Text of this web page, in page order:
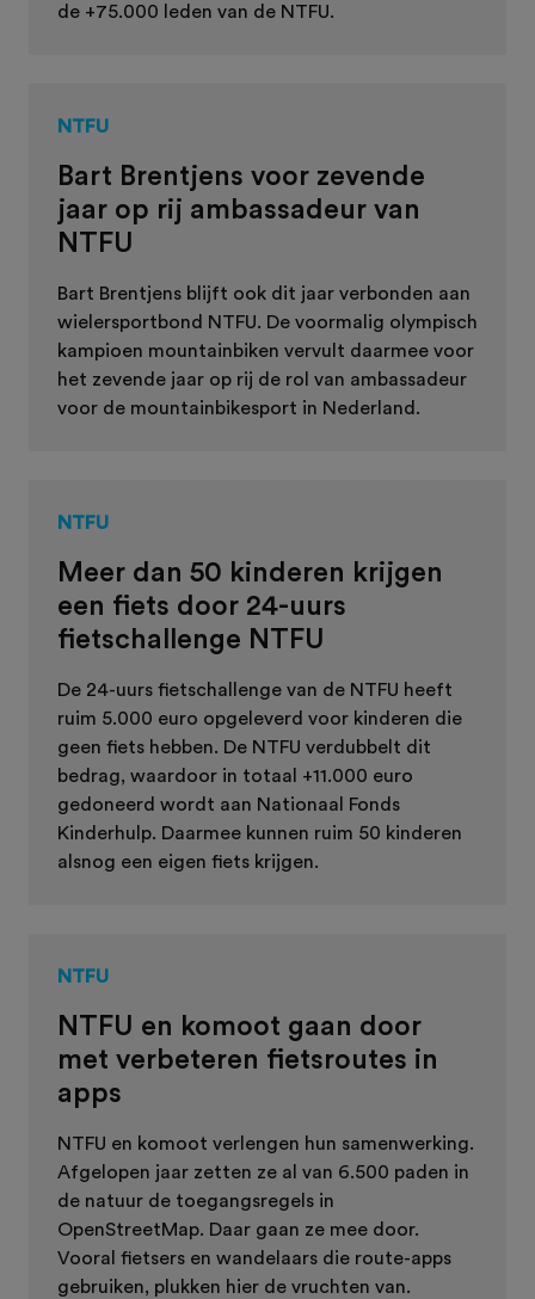
de +75.000 leden van de NTFU.
NTFU
Bart Brentjens voor zevende
jaar op rij ambassadeur van
NTFU
Bart Brentjens blijft ook dit jaar verbonden aan
wielersportbond NTFU. De voormalig olympisch
kampioen mountainbiken vervult daarmee voor
het zevende jaar op rij de rol van ambassadeur
voor de mountainbikesport in Nederland.
NTFU
Meer dan 50 kinderen krijgen
een fiets door 24-uurs
fietschallenge NTFU
De 24-uurs fietschallenge van de NTFU heeft
ruim 5.000 euro opgeleverd voor kinderen die
geen fiets hebben. De NTFU verdubbelt dit
bedrag, waardoor in totaal +11.000 euro
gedoneerd wordt aan Nationaal Fonds
Kinderhulp. Daarmee kunnen ruim 50 kinderen
alsnog een eigen fiets krijgen.
NTFU
NTFU en komoot gaan door
met verbeteren fietsroutes in
apps
NTFU en komoot verlengen hun samenwerking.
Afgelopen jaar zetten ze al van 6.500 paden in
de natuur de toegangsregels in
OpenStreetMap. Daar gaan ze mee door.
Vooral fietsers en wandelaars die route-apps
gebruiken, plukken hier de vruchten van.